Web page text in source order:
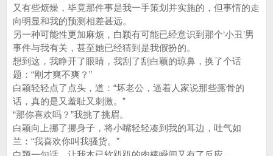
又有些烦燥，毕竟那件事是我一手策划并实施的，但事情的走
向明显和我的预测相差甚远。
另一种可能性更加麻烦，白颖有可能已经意识到那个‘小丑’男
事件与我有关，甚至她已经猜到是我假扮的。
想到这，我睁开了眼睛，我刮了刮白颖的琼鼻，换了个话
题：“刚才爽不爽？”
白颖轻轻点了点头，道：“坏老公，逼着人家说那些露骨的
话，真的是又羞耻又刺激。”
“那你喜欢吗？”我挑了挑眉。
白颖向上挪了挪身子，将小嘴轻轻凑到我的耳边，吐气如
兰：“我喜欢你叫我骚货。”